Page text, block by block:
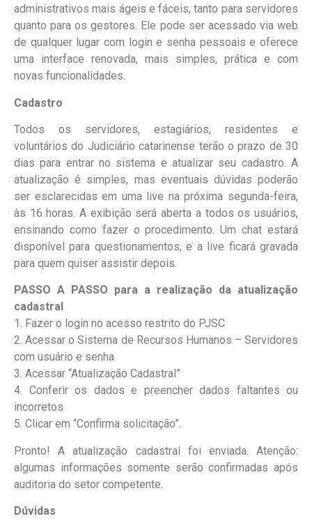
administrativos mais ágeis e fáceis, tanto para servidores
quanto para os gestores. Ele pode ser acessado via web
de qualquer lugar com login e senha pessoais e oferece
uma interface renovada, mais simples, prática e com
novas funcionalidades.
Cadastro
Todos os servidores, estagiários, residentes e
voluntários do Judiciário catarinense terão o prazo de 30
dias para entrar no sistema e atualizar seu cadastro. A
atualização é simples, mas eventuais dúvidas poderão
ser esclarecidas em uma live na próxima segunda-feira,
às 16 horas. A exibição será aberta a todos os usuários,
ensinando como fazer o procedimento. Um chat estará
disponível para questionamentos, e a live ficará gravada
para quem quiser assistir depois.
PASSO A PASSO para a realização da atualização
cadastral​​​​​​​
1. Fazer o login no acesso restrito do PJSC
2. Acessar o Sistema de Recursos Humanos – Servidores
com usuário e senha
3. Acessar “Atualização Cadastral”
4. Conferir os dados e preencher dados faltantes ou
incorretos
5. Clicar em “Confirma solicitação”.
Pronto! A atualização cadastral foi enviada. Atenção:
algumas informações somente serão confirmadas após
auditoria do setor competente.
Dúvidas